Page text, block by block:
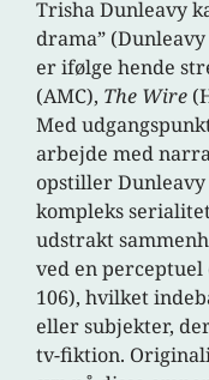
Trisha Dunleavy
drama”
er ifølge hende
(AMC), The Wire
Med
arbejde med
opstiller
kompleks
udstrakt
ved en
106), hvilket
eller subjekter,
tv-fiktion.